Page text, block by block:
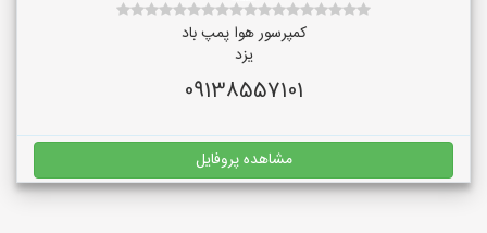
کمپرسور هوا پمپ باد
یزد
09138557101
مشاهده پروفایل